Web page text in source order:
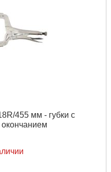
455 мм - губки с